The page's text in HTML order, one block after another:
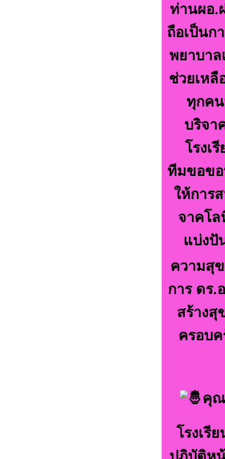
ท่านผอ.
ถือเป็นก
พยาบา
ช่วยเห
ทุกค
บริจา
โรงเ
ทีมขอข
ให้การ
จาคโล
แบ่งปั
ความสุ
การ ดร.
สร้างสุ
ครอบ
คุณ
โรงเรี
ปฎิบัติห